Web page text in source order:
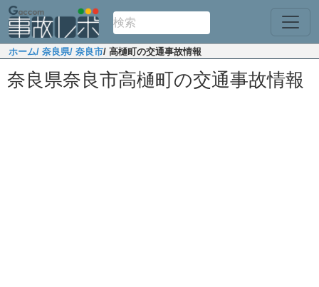
ホーム/ 奈良県/ 奈良市/ 高樋町の交通事故情報
奈良県奈良市高樋町の交通事故情報